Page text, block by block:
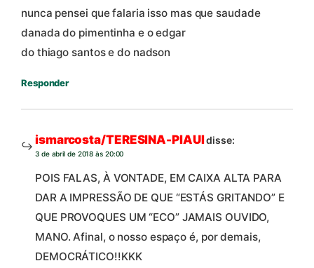
nunca pensei que falaria isso mas que saudade
danada do pimentinha e o edgar
do thiago santos e do nadson
Responder
ismarcosta/TERESINA-PIAUIdisse:
3 de abril de 2018 às 20:00
POIS FALAS, À VONTADE, EM CAIXA ALTA PARA
DAR A IMPRESSÃO DE QUE “ESTÁS GRITANDO” E
QUE PROVOQUES UM “ECO” JAMAIS OUVIDO,
MANO. Afinal, o nosso espaço é, por demais,
DEMOCRÁTICO!!KKK